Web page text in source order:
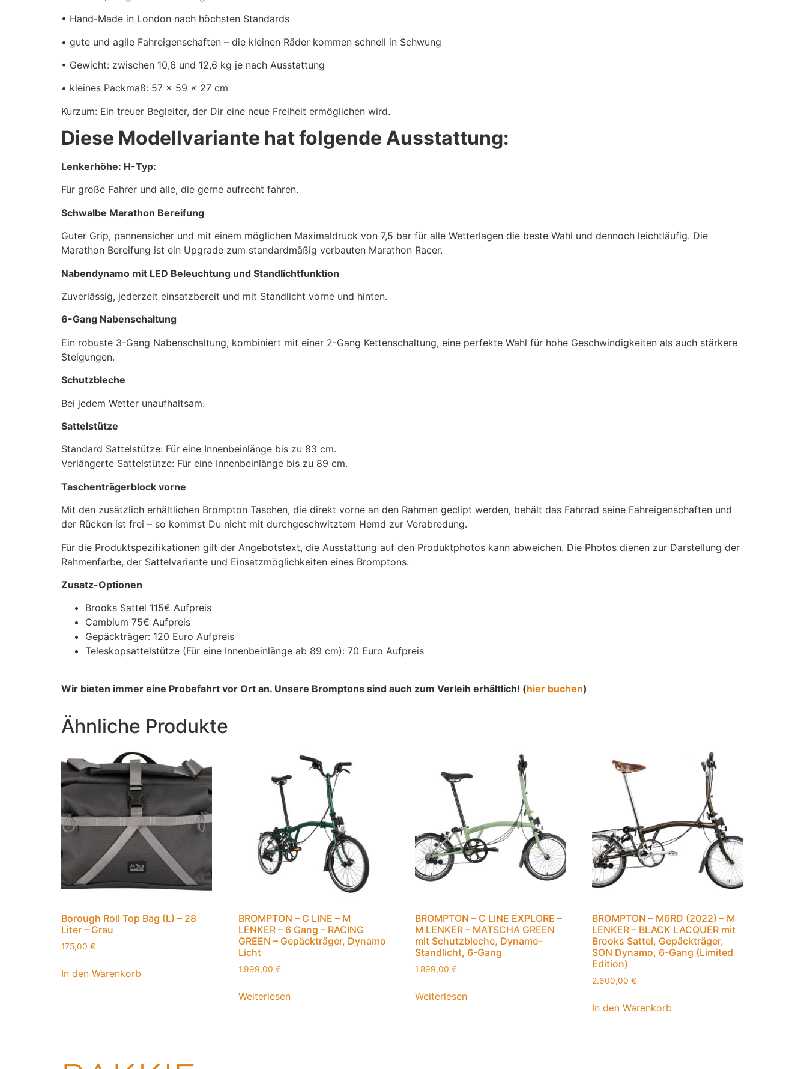
• Hand-Made in London nach höchsten Standards
• gute und agile Fahreigenschaften – die kleinen Räder kommen schnell in Schwung
• Gewicht: zwischen 10,6 und 12,6 kg je nach Ausstattung
• kleines Packmaß: 57 x 59 x 27 cm
Kurzum: Ein treuer Begleiter, der Dir eine neue Freiheit ermöglichen wird.
Diese Modellvariante hat folgende Ausstattung:
Lenkerhöhe: H-Typ:
Für große Fahrer und alle, die gerne aufrecht fahren.
Schwalbe Marathon Bereifung
Guter Grip, pannensicher und mit einem möglichen Maximaldruck von 7,5 bar für alle Wetterlagen die beste Wahl und dennoch leichtläufig. Die
Marathon Bereifung ist ein Upgrade zum standardmäßig verbauten Marathon Racer.
Nabendynamo mit LED Beleuchtung und Standlichtfunktion
Zuverlässig, jederzeit einsatzbereit und mit Standlicht vorne und hinten.
6-Gang Nabenschaltung
Ein robuste 3-Gang Nabenschaltung, kombiniert mit einer 2-Gang Kettenschaltung, eine perfekte Wahl für hohe Geschwindigkeiten als auch stärkere
Steigungen.
Schutzbleche
Bei jedem Wetter unaufhaltsam.
Sattelstütze
Standard Sattelstütze: Für eine Innenbeinlänge bis zu 83 cm.
Verlängerte Sattelstütze: Für eine Innenbeinlänge bis zu 89 cm.
Taschenträgerblock vorne
Mit den zusätzlich erhältlichen Brompton Taschen, die direkt vorne an den Rahmen geclipt werden, behält das Fahrrad seine Fahreigenschaften und
der Rücken ist frei – so kommst Du nicht mit durchgeschwitztem Hemd zur Verabredung.
Für die Produktspezifikationen gilt der Angebotstext, die Ausstattung auf den Produktphotos kann abweichen. Die Photos dienen zur Darstellung der
Rahmenfarbe, der Sattelvariante und Einsatzmöglichkeiten eines Bromptons.
Zusatz-Optionen
Brooks Sattel 115€ Aufpreis
Cambium 75€ Aufpreis
Gepäckträger: 120 Euro Aufpreis
Teleskopsattelstütze (Für eine Innenbeinlänge ab 89 cm): 70 Euro Aufpreis
Wir bieten immer eine Probefahrt vor Ort an. Unsere Bromptons sind auch zum Verleih erhältlich! (hier buchen)
Ähnliche Produkte
Borough Roll Top Bag (L) – 28
Liter – Grau
175,00 €
In den Warenkorb
BROMPTON – C LINE – M
LENKER – 6 Gang – RACING
GREEN – Gepäckträger, Dynamo
Licht
1.999,00 €
Weiterlesen
BROMPTON – C LINE EXPLORE –
M LENKER – MATSCHA GREEN
mit Schutzbleche, Dynamo-
Standlicht, 6-Gang
1.899,00€
Weiterlesen
BROMPTON – M6RD (2022) – M
LENKER – BLACK LACQUER mit
Brooks Sattel, Gepäckträger,
SON Dynamo, 6-Gang (Limited
Edition)
2.600,00€
In den Warenkorb